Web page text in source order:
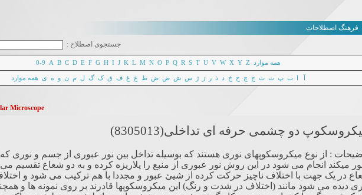
فرهنگ اصطلاحات
جستجوی اصطلاح :
0-9 A B C D E F G H I J K L M N O P Q R S T U V W X Y Z همه موارد
ب پ ت ث ج چ ح خ د ذ ر ز ژ س ش ص ض ظ ع غ ف ق ک گ ل م ن و ه ی همه موارد
Microscope
دو چشمی حرفه ای تداخلی(8305013)
: از نوع میکروسکوپهای نوری هستند که بوسیله تداخل بین نور عبوری از جسم و نوری که
میکند انجام می شود در این روش نور عبوری از منبع را پلاریزه کرده و به دو شعاع تقسیم می
در یک جهت با اختلاف ناچیز حرکت کرده از شیئ عبور و مجددا با هم ترکیب می شود و
دیده می شود مانند (اختلاف در شدت و رنگ) این میکروسکوپها قادرند بر روی نمونه ها و